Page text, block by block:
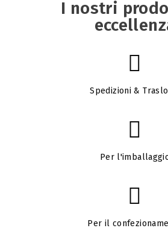
I nostri
Spedizioni &
Per
Per il